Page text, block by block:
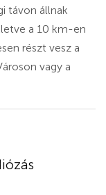
távon állnak
a 10 km-en
részt vesz a
vagy a